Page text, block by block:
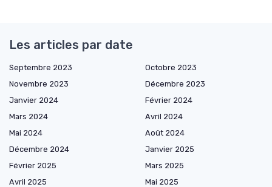
Les articles par date
Septembre 2023
Octobre 2023
Novembre 2023
Décembre 2023
Janvier 2024
Février 2024
Mars 2024
Avril 2024
Mai 2024
Août 2024
Décembre 2024
Janvier 2025
Février 2025
Mars 2025
Avril 2025
Mai 2025